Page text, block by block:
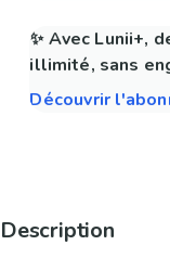
✨ Avec Lunii+,
illimité, sans
Découvrir
Description